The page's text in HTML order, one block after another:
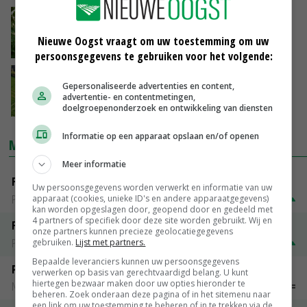
Landbouweconoom Krijn Poppe koninklijk
04-11-2020
gewasbescherming
23-10-2020
MARKTPRIJZEN
Fontane
PotatoNL
€ 15,00~ € 23,00
Fritesgeschikt NL Du Be
PotatoNL
Peen
Noteringen
€ 26,00~
Nieuwe Oogst vraagt om uw toestemming om uw
persoonsgegevens te gebruiken voor het volgende:
Gepersonaliseerde advertenties en content,
advertentie- en contentmetingen,
doelgroepenonderzoek en ontwikkeling van diensten
Informatie op een apparaat opslaan en/of openen
Meer informatie
Uw persoonsgegevens worden verwerkt en informatie van uw
apparaat (cookies, unieke ID's en andere apparaatgegevens)
kan worden opgeslagen door, geopend door en gedeeld met
4 partners of specifiek door deze site worden gebruikt. Wij en
onze partners kunnen precieze geolocatiegegevens
gebruiken. Lijst met partners.
Bepaalde leveranciers kunnen uw persoonsgegevens
verwerken op basis van gerechtvaardigd belang. U kunt
hiertegen bezwaar maken door uw opties hieronder te
beheren. Zoek onderaan deze pagina of in het sitemenu naar